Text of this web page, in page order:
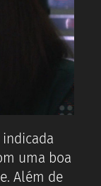
uma boa
Além de